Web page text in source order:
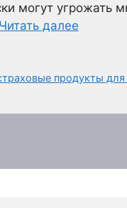
могут угрожать
Читать далее
продукты